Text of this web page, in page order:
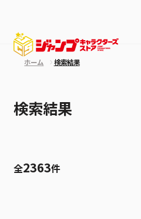
ホーム 検索結果
検索結果
全2363件